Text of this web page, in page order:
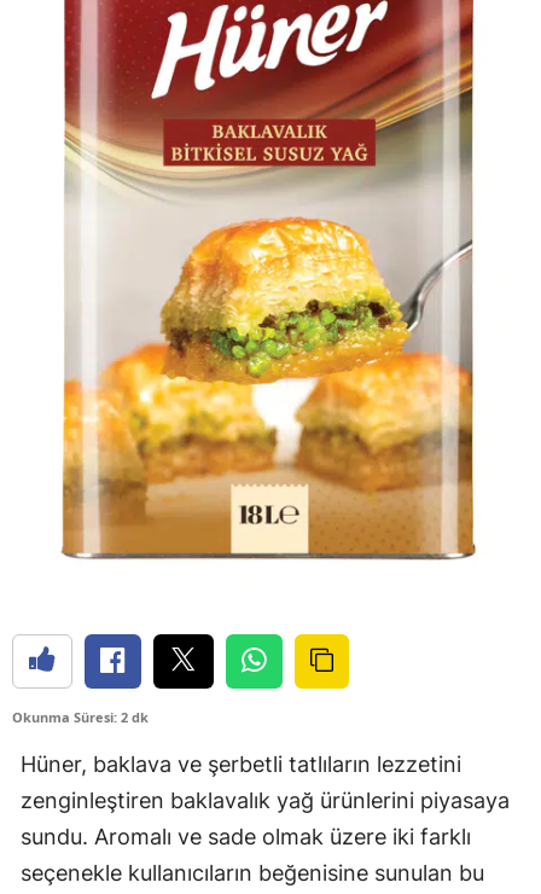
Okunma Süresi: 2 dk
Hüner, baklava ve şerbetli tatlıların lezzetini
zenginleştiren baklavalık yağ ürünlerini piyasaya
sundu. Aromalı ve sade olmak üzere iki farklı
seçenekle kullanıcıların beğenisine sunulan bu